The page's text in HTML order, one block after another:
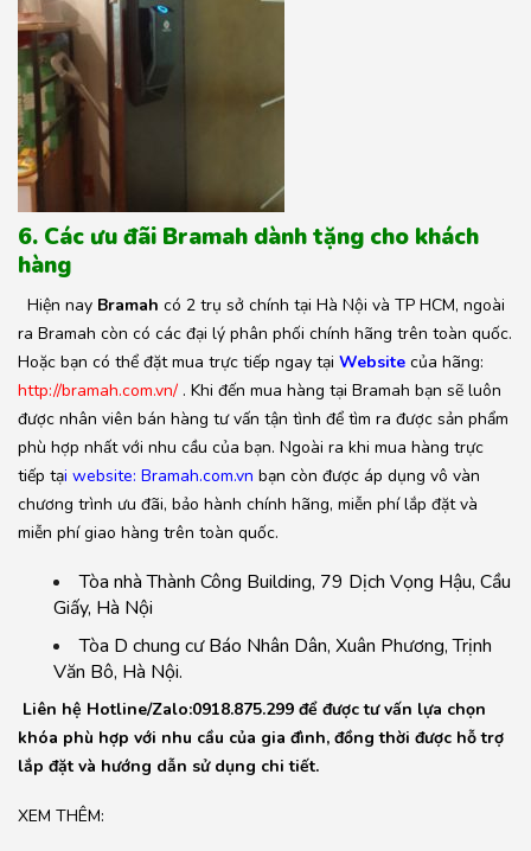
6. Các ưu đãi Bramah dành tặng cho khách
hàng
Hiện nay Bramah có 2 trụ sở chính tại Hà Nội và TP HCM, ngoài
ra Bramah còn có các đại lý phân phối chính hãng trên toàn quốc.
Hoặc bạn có thể đặt mua trực tiếp ngay tại Website của hãng:
http://bramah.com.vn/ . Khi đến mua hàng tại Bramah bạn sẽ luôn
được nhân viên bán hàng tư vấn tận tình để tìm ra được sản phẩm
phù hợp nhất với nhu cầu của bạn. Ngoài ra khi mua hàng trực
tiếp tại website: Bramah.com.vn bạn còn được áp dụng vô vàn
chương trình ưu đãi, bảo hành chính hãng, miễn phí lắp đặt và
miễn phí giao hàng trên toàn quốc.
Tòa nhà Thành Công Building, 79 Dịch Vọng Hậu, Cầu
Giấy, Hà Nội
Tòa D chung cư Báo Nhân Dân, Xuân Phương, Trịnh
Văn Bô, Hà Nội.
Liên hệ Hotline/Zalo:0918.875.299 để được tư vấn lựa chọn
khóa phù hợp với nhu cầu của gia đình, đồng thời được hỗ trợ
lắp đặt và hướng dẫn sử dụng chi tiết.
XEM THÊM: